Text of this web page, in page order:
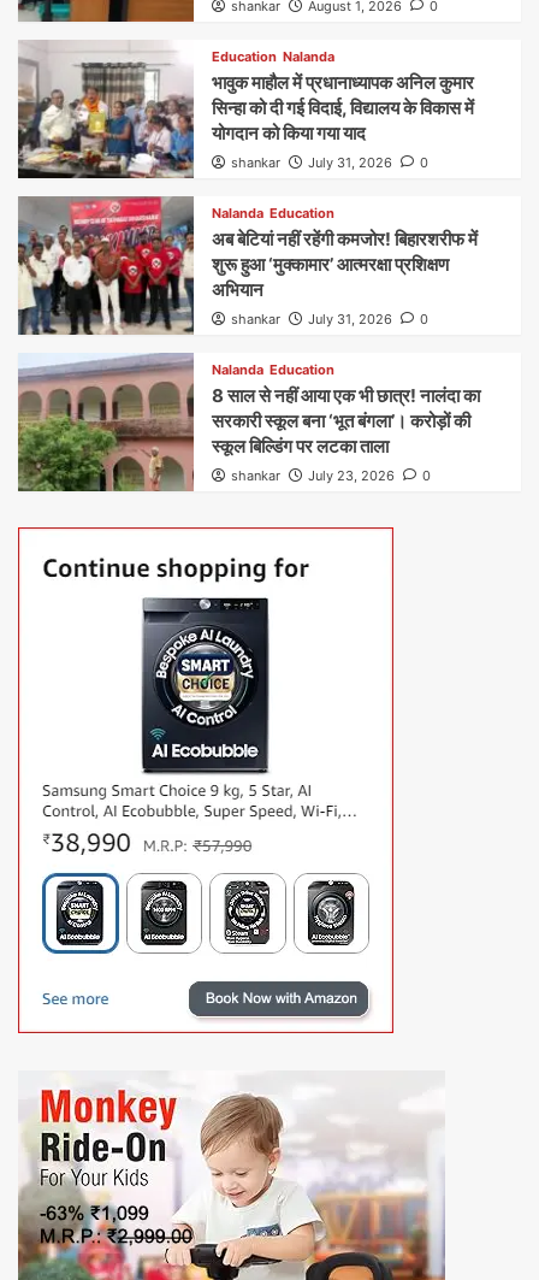
shankar August 1, 2026 0
Education Nalanda
भावुक माहौल में प्रधानाध्यापक अनिल कुमार
सिन्हा को दी गई विदाई, विद्यालय के विकास में
योगदान को किया गया याद
shankar July 31, 2026 0
Nalanda Education
अब बेटियां नहीं रहेंगी कमजोर! बिहारशरीफ में
शुरू हुआ ‘मुक्कामार’ आत्मरक्षा प्रशिक्षण
अभियान
shankar July 31, 2026 0
Nalanda Education
8 साल से नहीं आया एक भी छात्र! नालंदा का
सरकारी स्कूल बना ‘भूत बंगला’। करोड़ों की
स्कूल बिल्डिंग पर लटका ताला
shankar July 23, 2026 0